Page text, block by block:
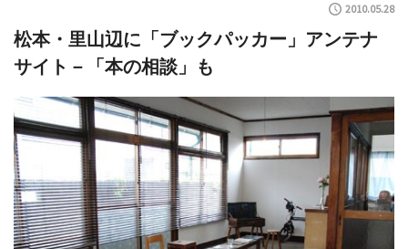
2010.05.28
松本・里山辺に「ブックパッカー」アンテナ
サイト－「本の相談」も